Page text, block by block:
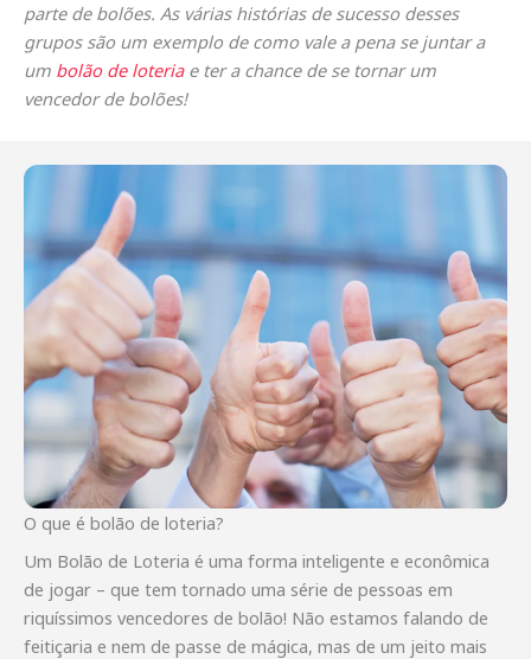
parte de bolões. As várias histórias de sucesso desses
grupos são um exemplo de como vale a pena se juntar a
um bolão de loteriae ter a chance de se tornar um
vencedor de bolões!
O que é bolão de loteria?
Um Bolão de Loteria é uma forma inteligente e econômica
de jogar – que tem tornado uma série de pessoas em
riquíssimos vencedores de bolão! Não estamos falando de
feitiçaria e nem de passe de mágica, mas de um jeito mais